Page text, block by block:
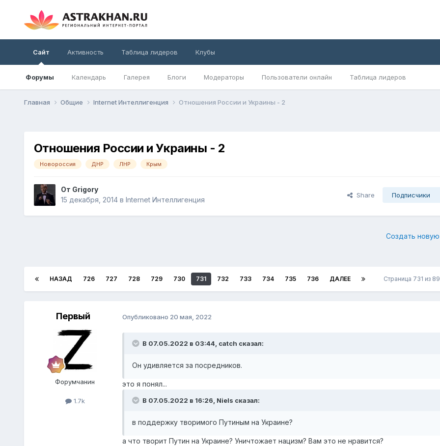
Сайт
Форумы Календарь Галерея Блоги Модераторы Пользователи онлайн Таблица лидеров
Активность Таблица лидеров Клубы
Главная Общие Internet Интеллигенция Отношения России и Украины - 2
Отношения России и Украины - 2
Новороссия ДНР ЛНР Крым
От Grigory
15 декабря, 2014в Internet Интеллигенция
Share Подписчики
Создать
НАЗАД 726 727 728 729 730 731 732 733 734 735 736 ДАЛЕЕ Страница 731 из
Первый
Форумчанин
1.7k
Опубликовано 20 мая, 2022
В 07.05.2022 в 03:44, catch сказал:
Он удивляется за посредников.
это я понял...
В 07.05.2022 в 16:26, Niels сказал:
в поддержку творимого Путиным на Украине?
а что творит Путин на Украине? Уничтожает нацизм? Вам это не нравится?